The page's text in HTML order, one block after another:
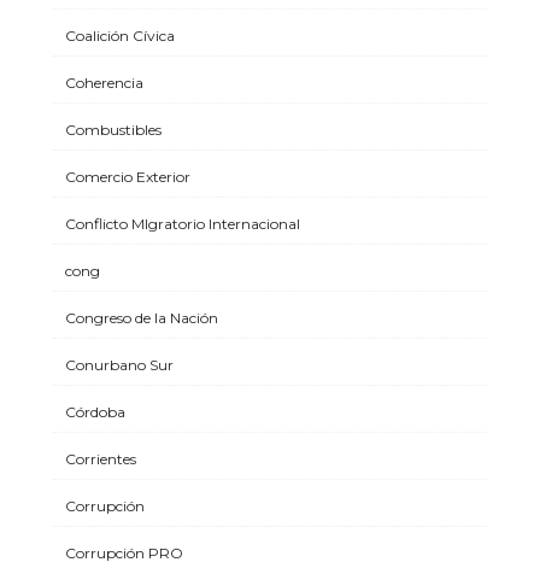
Coalición Cívica
Coherencia
Combustibles
Comercio Exterior
Conflicto MIgratorio Internacional
cong
Congreso de la Nación
Conurbano Sur
Córdoba
Corrientes
Corrupción
Corrupción PRO